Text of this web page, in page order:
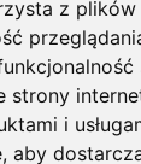
z
strony
i
, aby